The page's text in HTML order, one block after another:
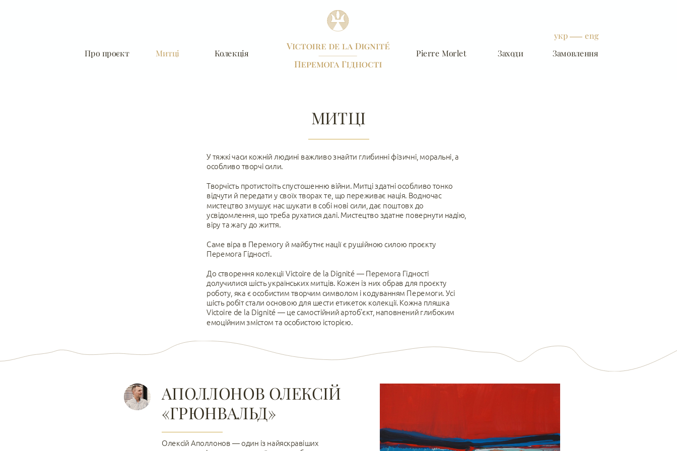
МИТЦІ
У тяжкі часи кожній людині важливо знайти глибинні фізичні, моральні, а
особливо творчі сили.
Творчість протистоїть спустошенню війни. Митці здатні особливо тонко
відчути й передати у своїх творах те, що переживає нація. Водночас
мистецтво змушує нас шукати в собі нові сили, дає поштовх до
усвідомлення, що треба рухатися далі. Мистецтво здатне повернути надію,
віру та жагу до життя.
Саме віра в Перемогу й майбутнє нації є рушійною силою проєкту
Перемога Гідності.
До створення колекції Victoire de la Dignité — Перемога Гідності
долучилися шість українських митців. Кожен із них обрав для проєкту
роботу, яка є особистим творчим символом і кодуванням Перемоги. Усі
шість робіт стали основою для шести етикеток колекції. Кожна пляшка
Victoire de la Dignité — це самостійний артоб’єкт, наповнений глибоким
емоційним змістом та особистою історією.
АПОЛЛОНОВ ОЛЕКСІЙ
«ГРЮНВАЛЬД»
Олексій Аполлонов — один із найяскравіших
Про проєкт Митці Колекція Pierre Morlet Заходи Замовлення
укр eng